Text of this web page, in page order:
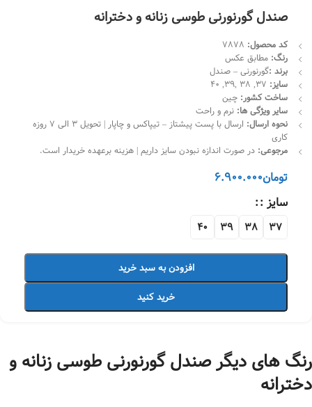
صندل گورنورنی طوسی زنانه و دخترانه
کد محصول:
7878
رنگ: مطابق عکس
برند :گورنورنی – صندل
سایز: 37, 38 ,39, 40
ساخت کشور: چین
سایر ویژگی ها: نرم و راحت
نحوه ارسال:
ارسال با پست پیشتاز – تیپاکس و چاپار | تحویل 3 الی 7 روزه
کاری
مرجوعی: در صورت اندازه نبودن سایز داریم | هزینه برعهده خریدار است.
تومان6.900.000
سایز :
37
38
39
40
افزودن به سبد خرید
خرید کنید
رنگ های دیگر صندل گورنورنی طوسی زنانه و
دخترانه